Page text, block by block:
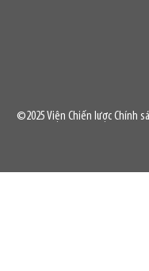
©2025 Viện Chiến lược Chính